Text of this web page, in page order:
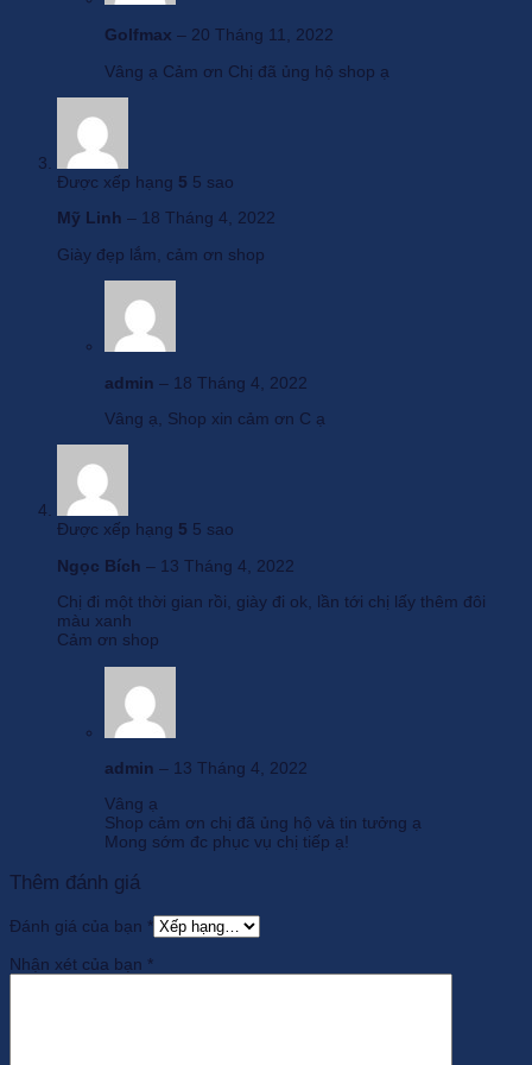
Golfmax – 20 Tháng 11, 2022
Vâng ạ Cảm ơn Chị đã ủng hộ shop ạ
Được xếp hạng 5 5 sao
Mỹ Linh – 18 Tháng 4, 2022
Giày đẹp lắm, cảm ơn shop
admin – 18 Tháng 4, 2022
Vâng ạ, Shop xin cảm ơn C ạ
Được xếp hạng 5 5 sao
Ngọc Bích – 13 Tháng 4, 2022
Chị đi một thời gian rồi, giày đi ok, lần tới chị lấy thêm đôi
màu xanh
Cảm ơn shop
admin – 13 Tháng 4, 2022
Vâng ạ
Shop cảm ơn chị đã ủng hộ và tin tưởng ạ
Mong sớm đc phục vụ chị tiếp ạ!
Thêm đánh giá
Đánh giá của bạn *
Nhận xét của bạn *